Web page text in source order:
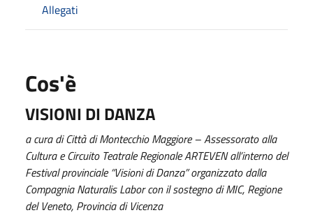
Allegati
Cos'è
VISIONI DI DANZA
a cura di Città di Montecchio Maggiore – Assessorato alla
Cultura e Circuito Teatrale Regionale ARTEVEN all’interno del
Festival provinciale “Visioni di Danza” organizzato dalla
Compagnia Naturalis Labor con il sostegno di MIC, Regione
del Veneto, Provincia di Vicenza